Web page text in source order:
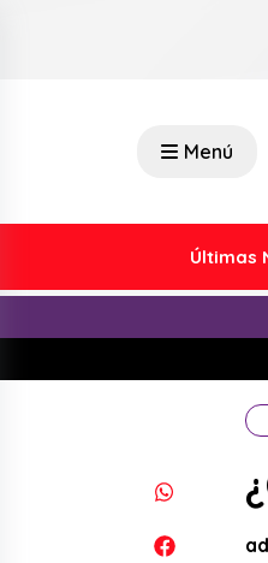
Menú
Últimas